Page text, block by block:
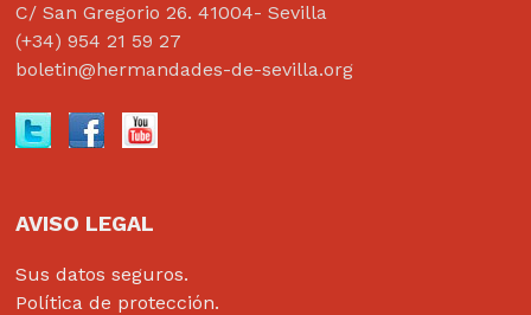
C/ San Gregorio 26. 41004- Sevilla
(+34) 954 21 59 27
boletin@hermandades-de-sevilla.org
AVISO LEGAL
Sus datos seguros.
Política de protección.